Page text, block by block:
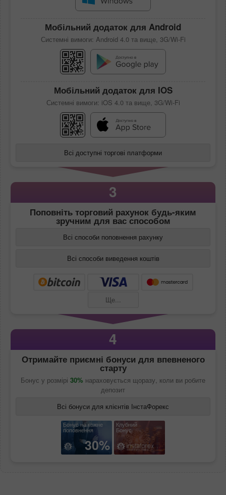
Мобільний додаток для Android
Системні вимоги: Android 4.0 та вище, 3G/Wi-Fi
Мобільний додаток для IOS
Системні вимоги: iOS 4.0 та вище, 3G/Wi-Fi
Всі доступні торгові платформи
3
Поповніть торговий рахунок будь-яким
зручним для вас способом
Всі способи поповнення рахунку
Всі способи виведення коштів
Ще...
4
Отримайте приємні бонуси для впевненого
старту
Бонус у розмірі 30% нараховується щоразу, коли ви робите
депозит
Всі бонуси для клієнтів ІнстаФорекс
Бонус на кожне
поповнення
30%
Клубний
Бонус